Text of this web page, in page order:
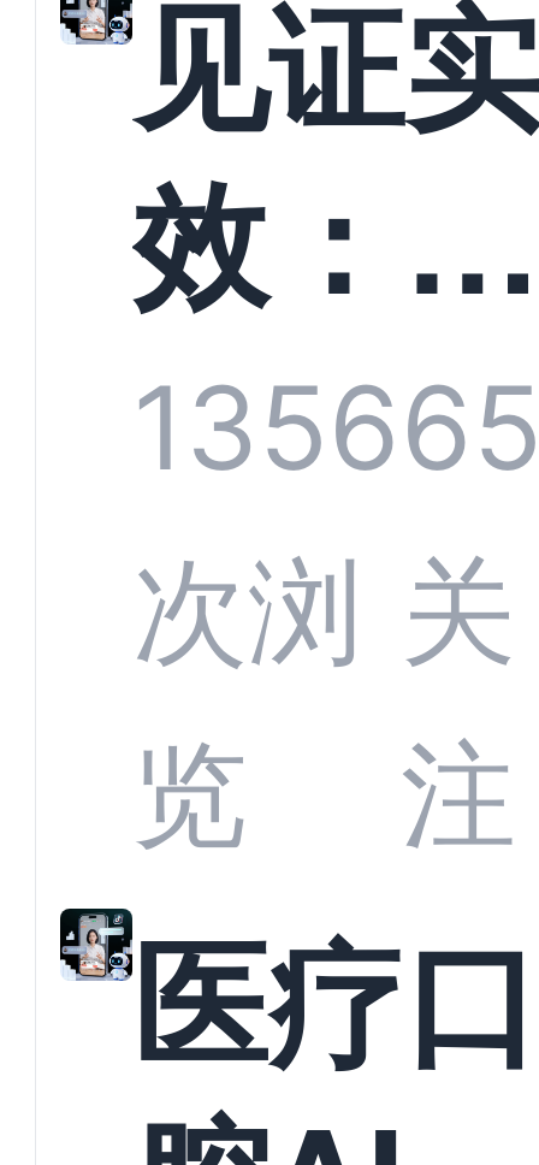
螳螂科
技何以
定义行
业标
准？
见证实
效：螳
螂科技
CRM
何助力
教育机
构实现
1356
次浏
览
关
注
医疗口